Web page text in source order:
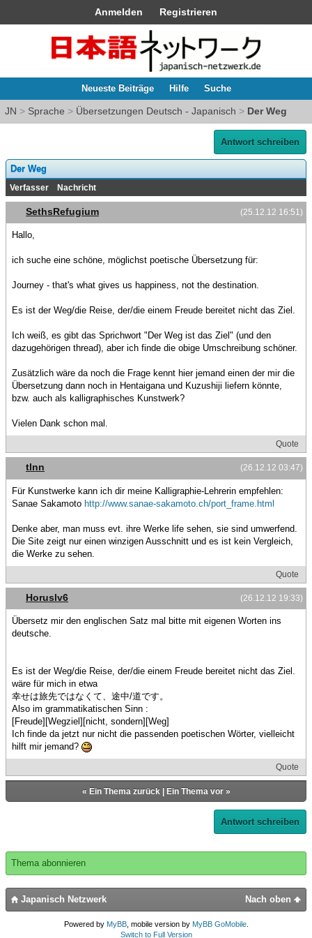
Anmelden Registrieren
Neueste Beiträge Hilfe Suche
JN > Sprache > Übersetzungen Deutsch - Japanisch > Der Weg
Antwort schreiben
Der Weg
Verfasser Nachricht
(25.12.12 16:51)
SethsRefugium
Hallo,
ich suche eine schöne, möglichst poetische Übersetzung für:
Journey - that's what gives us happiness, not the destination.
Es ist der Weg/die Reise, der/die einem Freude bereitet nicht das Ziel.
Ich weiß, es gibt das Sprichwort "Der Weg ist das Ziel" (und den
dazugehörigen thread), aber ich finde die obige Umschreibung schöner.
Zusätzlich wäre da noch die Frage kennt hier jemand einen der mir die
Übersetzung dann noch in Hentaigana und Kuzushiji liefern könnte,
bzw. auch als kalligraphisches Kunstwerk?
Vielen Dank schon mal.
Quote
(26.12.12 03:47)
tlnn
Für Kunstwerke kann ich dir meine Kalligraphie-Lehrerin empfehlen:
Sanae Sakamoto http://www.sanae-sakamoto.ch/port_frame.html
Denke aber, man muss evt. ihre Werke life sehen, sie sind umwerfend.
Die Site zeigt nur einen winzigen Ausschnitt und es ist kein Vergleich,
die Werke zu sehen.
Quote
(26.12.12 19:33)
Horuslv6
Übersetz mir den englischen Satz mal bitte mit eigenen Worten ins
deutsche.
Es ist der Weg/die Reise, der/die einem Freude bereitet nicht das Ziel.
wäre für mich in etwa
幸せは旅先ではなくて、途中/道です。
Also im grammatikatischen Sinn :
[Freude][Wegziel][nicht, sondern][Weg]
Ich finde da jetzt nur nicht die passenden poetischen Wörter, vielleicht
hilft mir jemand?
Quote
« Ein Thema zurück| Ein Thema vor»
Antwort schreiben
Thema abonnieren
Nach oben
Japanisch Netzwerk
Powered by MyBB, mobile version by MyBB GoMobile.
Switch to Full Version